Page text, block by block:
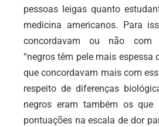
pessoas leigas quanto
medicina americanos. Para
concordavam ou não com
“negros têm pele mais espessa
que concordavam mais com
respeito de diferenças
negros eram também os que
pontuações na escala de dor